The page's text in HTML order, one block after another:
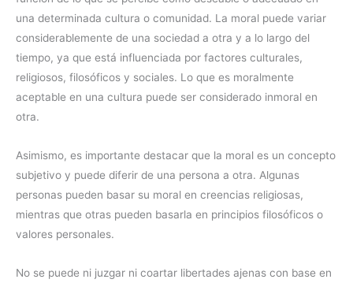
una determinada cultura o comunidad. La moral puede variar
considerablemente de una sociedad a otra y a lo largo del
tiempo, ya que está influenciada por factores culturales,
religiosos, filosóficos y sociales. Lo que es moralmente
aceptable en una cultura puede ser considerado inmoral en
otra.
Asimismo, es importante destacar que la moral es un concepto
subjetivo y puede diferir de una persona a otra. Algunas
personas pueden basar su moral en creencias religiosas,
mientras que otras pueden basarla en principios filosóficos o
valores personales.
No se puede ni juzgar ni coartar libertades ajenas con base en